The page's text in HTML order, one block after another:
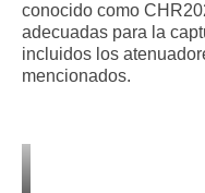
conocido como
adecuadas para la
incluidos los
mencionados.